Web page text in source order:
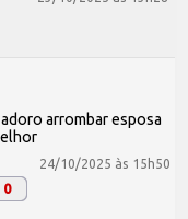
arrombar esposa
24/10/2025 às 15h50
0